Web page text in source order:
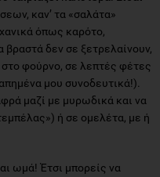
καν’ τα «σαλάτα»
όπως καρότο,
βραστά δεν σε ξετρελαίνουν,
στο φούρνο, σε λεπτές φέτες
μου συνοδευτικά!).
μαζί με μυρωδικά και να
ή σε ομελέτα, με ή
ωμά! Έτσι μπορείς να